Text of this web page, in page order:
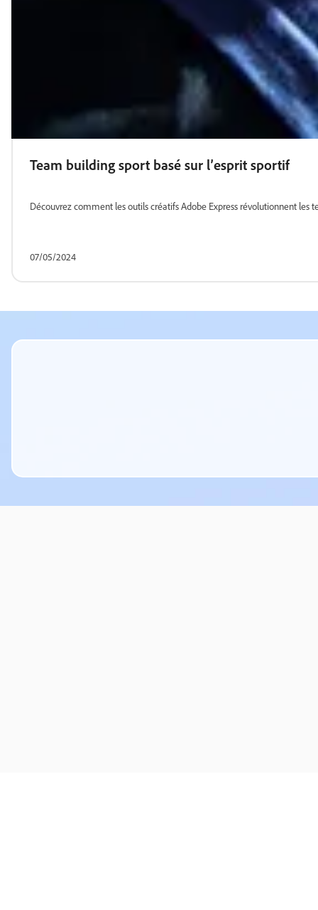
Team building sport basé sur l’esprit sportif
Découvrez comment les outils créatifs Adobe Express révolutionnent
07/05/2024